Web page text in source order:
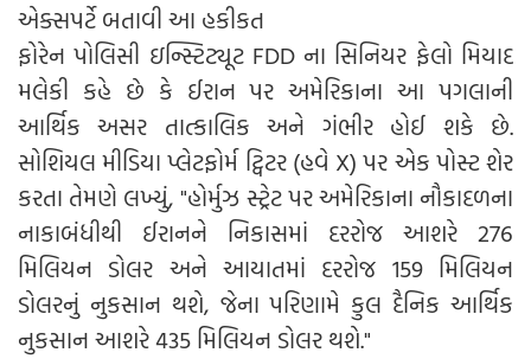
એક્સપર્ટે બતાવી આ હકીકત
ફોરેન પોલિસી ઇન્સ્ટિટ્યૂટ FDD ના સિનિયર ફેલો મિયાદ
મલેકી કહે છે કે ઈરાન પર અમેરિકાના આ પગલાની
આર્થિક અસર તાત્કાલિક અને ગંભીર હોઈ શકે છે.
સોશિયલ મીડિયા પ્લેટફોર્મ ટ્વિટર (હવે X) પર એક પોસ્ટ શેર
કરતા તેમણે લખ્યું, "હોર્મુઝ સ્ટ્રેટ પર અમેરિકાના નૌકાદળના
નાકાબંધીથી ઈરાનને નિકાસમાં દરરોજ આશરે 276
મિલિયન ડોલર અને આયાતમાં દરરોજ 159 મિલિયન
ડોલરનું નુકસાન થશે, જેના પરિણામે કુલ દૈનિક આર્થિક
નુકસાન આશરે 435 મિલિયન ડોલર થશે."